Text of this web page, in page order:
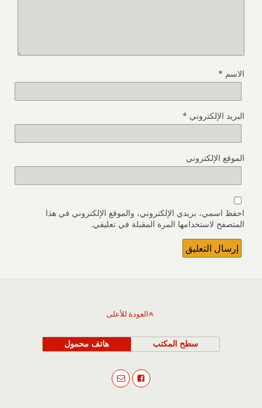
الاسم *
البريد الإلكتروني *
الموقع الإلكتروني
احفظ اسمي، بريدي الإلكتروني، والموقع الإلكتروني في هذا
المتصفح لاستخدامها المرة المقبلة في تعليقي.
العودة للأعلى
هاتف محمول سطح المكتب